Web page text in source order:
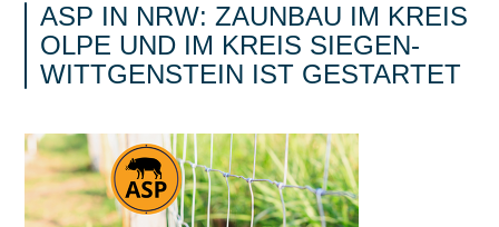
ASP IN NRW: ZAUNBAU IM KREIS
OLPE UND IM KREIS SIEGEN-
WITTGENSTEIN IST GESTARTET